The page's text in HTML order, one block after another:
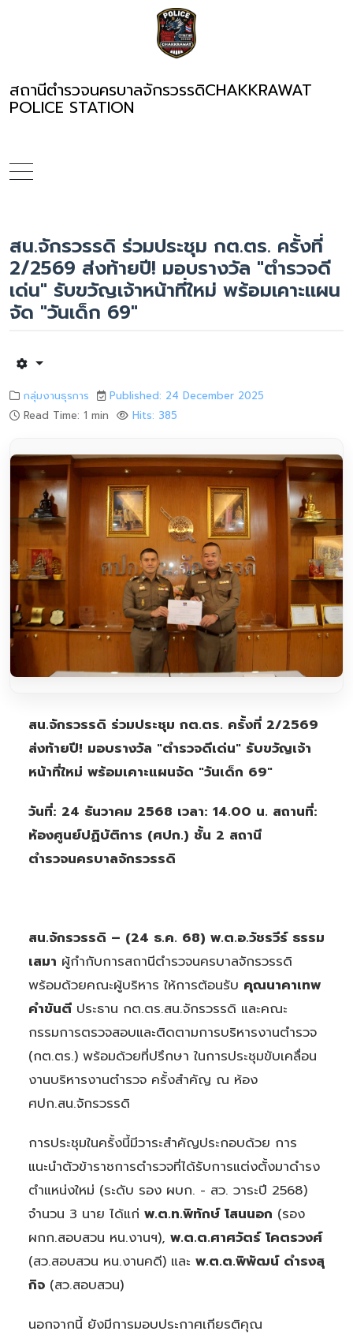
สถานีตำรวจนครบาลจักรวรรดิCHAKKRAWAT
POLICE STATION
สน.จักรวรรดิ ร่วมประชุม กต.ตร. ครั้งที่
2/2569 ส่งท้ายปี! มอบรางวัล "ตำรวจดี
เด่น" รับขวัญเจ้าหน้าที่ใหม่ พร้อมเคาะแผน
จัด "วันเด็ก 69"
กลุ่มงานธุรการ
Published: 24 December 2025
Read Time: 1 min
Hits: 385
สน.จักรวรรดิ ร่วมประชุม กต.ตร. ครั้งที่ 2/2569
ส่งท้ายปี! มอบรางวัล "ตำรวจดีเด่น" รับขวัญเจ้า
หน้าที่ใหม่ พร้อมเคาะแผนจัด "วันเด็ก 69"
วันที่: 24 ธันวาคม 2568 เวลา: 14.00 น. สถานที่:
ห้องศูนย์ปฏิบัติการ (ศปก.) ชั้น 2 สถานี
ตำรวจนครบาลจักรวรรดิ
สน.จักรวรรดิ – (24 ธ.ค. 68) พ.ต.อ.วัชรวีร์ ธรรม
เสมา ผู้กำกับการสถานีตำรวจนครบาลจักรวรรดิ
พร้อมด้วยคณะผู้บริหาร ให้การต้อนรับ คุณนาคาเทพ
คำขันตี ประธาน กต.ตร.สน.จักรวรรดิ และคณะ
กรรมการตรวจสอบและติดตามการบริหารงานตำรวจ
(กต.ตร.) พร้อมด้วยที่ปรึกษา ในการประชุมขับเคลื่อน
งานบริหารงานตำรวจ ครั้งสำคัญ ณ ห้อง
ศปก.สน.จักรวรรดิ
การประชุมในครั้งนี้มีวาระสำคัญประกอบด้วย การ
แนะนำตัวข้าราชการตำรวจที่ได้รับการแต่งตั้งมาดำรง
ตำแหน่งใหม่ (ระดับ รอง ผบก. - สว. วาระปี 2568)
จำนวน 3 นาย ได้แก่ พ.ต.ท.พิทักษ์ โสนนอก (รอง
ผกก.สอบสวน หน.งานฯ), พ.ต.ต.ศาศวัตร์ โคตรวงศ์
(สว.สอบสวน หน.งานคดี) และ พ.ต.ต.พิพัฒน์ ดำรงสุ
กิจ (สว.สอบสวน)
นอกจากนี้ ยังมีการมอบประกาศเกียรติคุณ